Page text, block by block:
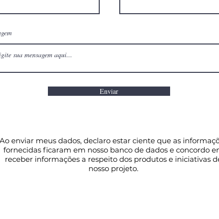
Enviar
enviar meus dados, declaro estar ciente que as
fornecidas ficaram em nosso banco de dados e concordo
receber informações a respeito dos produtos e iniciativas
nosso projeto.